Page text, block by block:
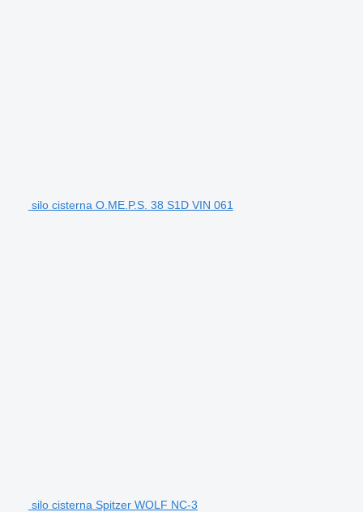
silo cisterna O.ME.P.S. 38 S1D VIN 061
silo cisterna Spitzer WOLF NC-3